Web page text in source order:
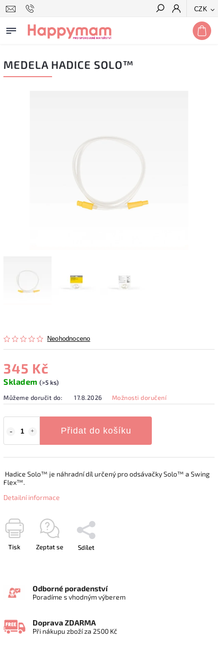
CZK
Hledat
MEDELA HADICE SOLO™
Neohodnoceno
345 Kč
Skladem (>5 ks)
Můžeme doručit do:
17.8.2026 Možnosti doručení
Přidat do košíku
Hadice Solo™ je náhradní díl určený pro odsávačky Solo™ a Swing
Flex™.
Detailní informace
Tisk Zeptat se Sdílet
Odborné poradenství
Poradíme s vhodným výberem
Doprava ZDARMA
Při nákupu zboží za 2500 Kč